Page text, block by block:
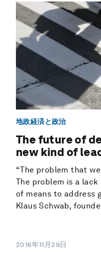
地政経済と政治
The future of
new kind of
“The problem that
The problem is a
of means to address
Klaus Schwab,
2016年11月29日